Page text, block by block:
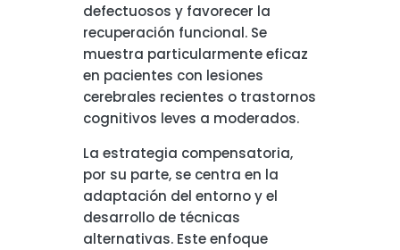
defectuosos y favorecer la
recuperación funcional. Se
muestra particularmente eficaz
en pacientes con lesiones
cerebrales recientes o trastornos
cognitivos leves a moderados.
La estrategia compensatoria,
por su parte, se centra en la
adaptación del entorno y el
desarrollo de técnicas
alternativas. Este enfoque